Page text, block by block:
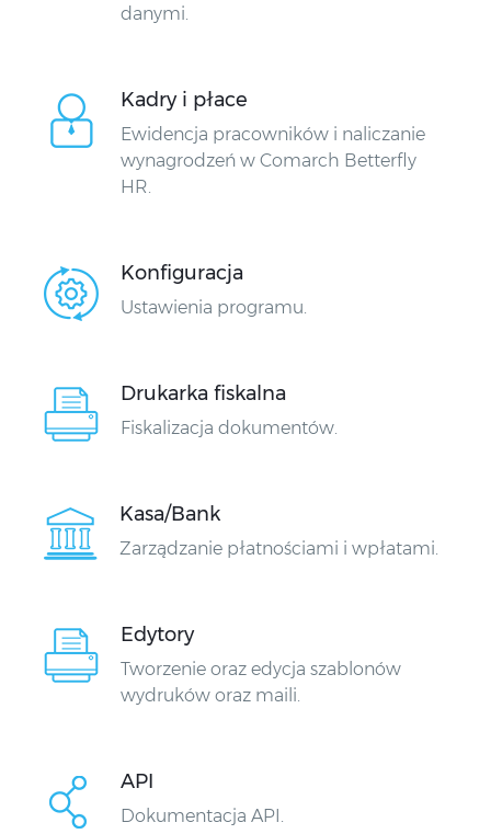
danymi.
Kadry i płace
Ewidencja pracowników i naliczanie
wynagrodzeń w Comarch Betterfly
HR.
Konfiguracja
Ustawienia programu.
Drukarka fiskalna
Fiskalizacja dokumentów.
Kasa/Bank
Zarządzanie płatnościami i wpłatami.
Edytory
Tworzenie oraz edycja szablonów
wydruków oraz maili.
API
Dokumentacja API.